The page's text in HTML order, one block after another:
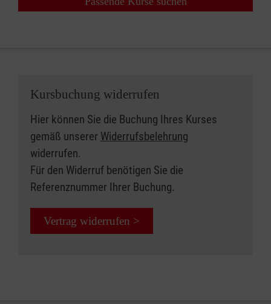
Kursbuchung widerrufen
Hier können Sie die Buchung Ihres Kurses
gemäß unserer Widerrufsbelehrung
widerrufen.
Für den Widerruf benötigen Sie die
Referenznummer Ihrer Buchung.
Vertrag widerrufen >